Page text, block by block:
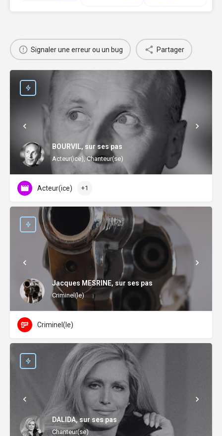
Signaler une erreur ou un bug Partager
BOURVIL, sur ses pas
Acteur(ice), Chanteur(se)
Acteur(ice) +1
Jacques MESRINE, sur ses pas
Criminel(le)
Criminel(le)
DALIDA, sur ses pas
Chanteur(se)